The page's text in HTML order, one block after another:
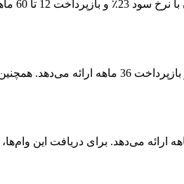
بانک
قرض‌الحسنه رسالت وام‌هایی تا سقف 400 میلیون تومان با نرخ سود 2٪ و